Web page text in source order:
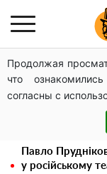
Продолжая
что
согласны с
Чи може
входу до
Дрони із
мільйони
Павло
у російському